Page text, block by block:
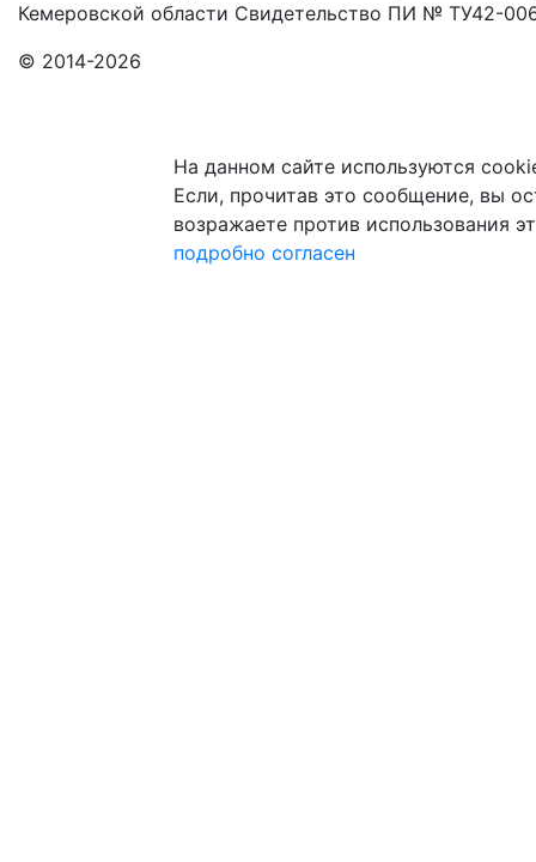
Кемеровской области Свидетельство ПИ № ТУ42-
© 2014-2026
На данном сайте используются
Если, прочитав это сообщение, вы
возражаете против использования
подробно согласен